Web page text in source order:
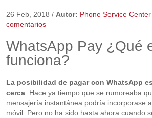
26 Feb, 2018 / Autor: Phone Service Center
comentarios
WhatsApp Pay ¿Qué
funciona?
La posibilidad de pagar con WhatsApp
cerca. Hace ya tiempo que se rumoreaba
mensajería instantánea podría incorporase
móvil. Pero no ha sido hasta ahora cuando